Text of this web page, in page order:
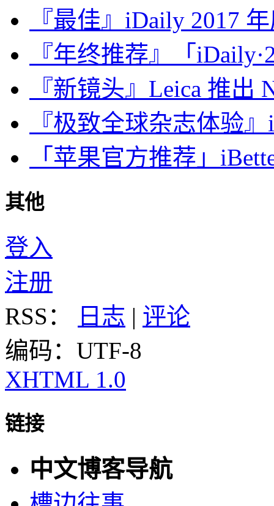
『最佳』iDaily 2017
『年终推荐』「
『新镜头』Leica 推出
『极致全球杂志体验
「苹果官方推荐」
其他
登入
注册
RSS：
日志 | 评论
编码：UTF-8
XHTML 1.0
链接
中文博客导航